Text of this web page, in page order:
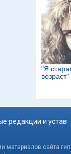
редакции и устав
сайта